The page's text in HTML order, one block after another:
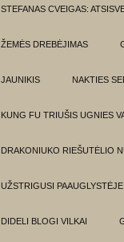
STEFANAS CVEIGAS:
ŽEMĖS DREBĖJIMAS
JAUNIKIS NAKTIES
KUNG FU TRIUŠIS UGNIES
DRAKONIUKO RIEŠUTĖLIO
UŽSTRIGUSI PAAUGLYSTĖJE
DIDELI BLOGI VILKAI